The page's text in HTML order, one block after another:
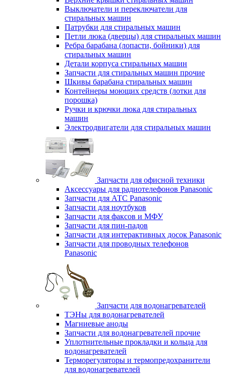
Выключатели и переключатели для
стиральных машин
Патрубки для стиральных машин
Петли люка (дверцы) для стиральных машин
Ребра барабана (лопасти, бойники) для
стиральных машин
Детали корпуса стиральных машин
Запчасти для стиральных машин прочие
Шкивы барабана стиральных машин
Контейнеры моющих средств (лотки для
порошка)
Ручки и крючки люка для стиральных
машин
Электродвигатели для стиральных машин
Запчасти для офисной техники
Аксессуары для радиотелефонов Panasonic
Запчасти для АТС Panasonic
Запчасти для ноутбуков
Запчасти для факсов и МФУ
Запчасти для пин-падов
Запчасти для интерактивных досок Panasonic
Запчасти для проводных телефонов
Panasonic
Запчасти для водонагревателей
ТЭНы для водонагревателей
Магниевые аноды
Запчасти для водонагревателей прочие
Уплотнительные прокладки и кольца для
водонагревателей
Терморегуляторы и термопредохранители
для водонагревателей